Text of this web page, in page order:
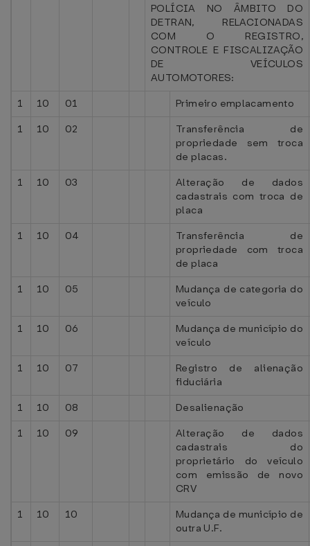
POLÍCIA NO ÂMBITO DO
DETRAN, RELACIONADAS
COM O REGISTRO,
CONTROLE E FISCALIZAÇÃO
DE VEÍCULOS
AUTOMOTORES:
1
10 01
Primeiro emplacamento
1
10 02
Transferência de
propriedade sem troca
de placas.
1
10 03
Alteração de dados
cadastrais com troca de
placa
1
10 04
Transferência de
propriedade com troca
de placa
1
10 05
Mudança de categoria do
veículo
1
10 06
Mudança de município do
veículo
1
10 07
Registro de alienação
fiduciária
1
10 08
Desalienação
1
10 09
Alteração de dados
cadastrais do
proprietário do veículo
com emissão de novo
CRV
1
10 10
Mudança de município de
outra U.F.